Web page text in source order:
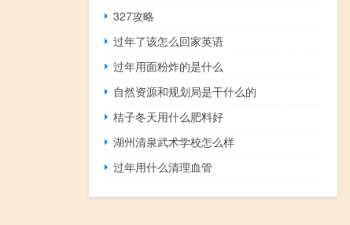
327攻略
过年了该怎么回家英语
过年用面粉炸的是什么
自然资源和规划局是干什么的
桔子冬天用什么肥料好
湖州清泉武术学校怎么样
过年用什么清理血管